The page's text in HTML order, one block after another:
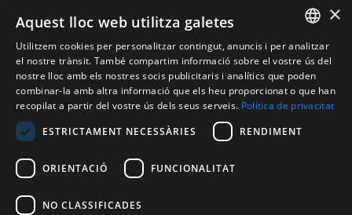
Segueix-nos
Amb el suport de:
CATALAN
ENGLISH
FRENCH
SPANISH
×
Aquest lloc web utilitza galetes
Utilitzem cookies per personalitzar contingut, anuncis i per analitzar
el nostre trànsit. També compartim informació sobre el vostre ús del
nostre lloc amb els nostres socis publicitaris i analítics que poden
combinar-la amb altra informació que els heu proporcionat o que han
recopilat a partir del vostre ús dels seus serveis. Política de privacitat
ESTRICTAMENT NECESSÀRIES
RENDIMENT
ORIENTACIÓ FUNCIONALITAT
NO CLASSIFICADES